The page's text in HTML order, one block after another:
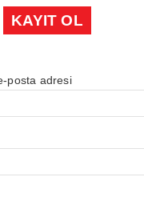
KAYIT OL
posta adresi